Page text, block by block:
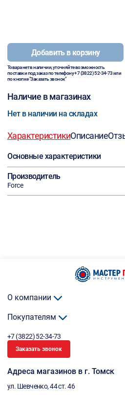
Добавить в корзину
Товара нет в наличии, уточняйте возможность
поставки под заказ по телефону+7 (3822) 52-34-73или
по кнопке "Заказать звонок"
Наличие в магазинах
Нет в наличии на складах
ХарактеристикиОписание
Основные характеристики
Производитель
Force
О компании
Покупателям
+7 (3822) 52-34-73
Заказать звонок
Адреса магазинов в г. Томск
ул. Шевченко, 44 ст. 46